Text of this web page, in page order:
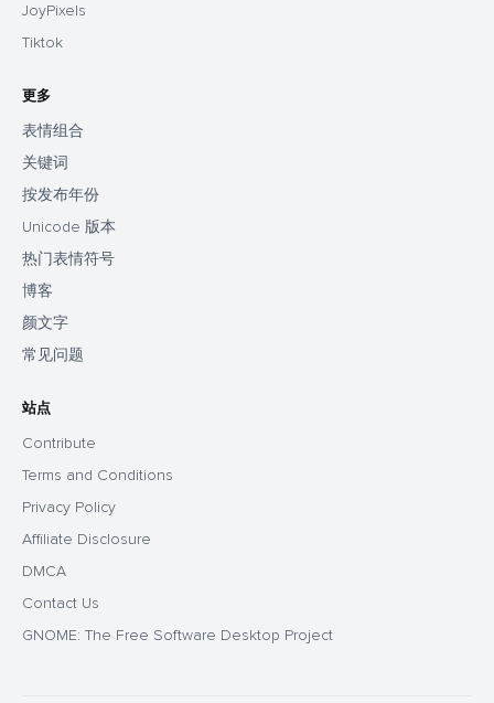
JoyPixels
Tiktok
更多
表情组合
关键词
按发布年份
Unicode 版本
热门表情符号
博客
颜文字
常见问题
站点
Contribute
Terms and Conditions
Privacy Policy
Affiliate Disclosure
DMCA
Contact Us
GNOME: The Free Software Desktop Project